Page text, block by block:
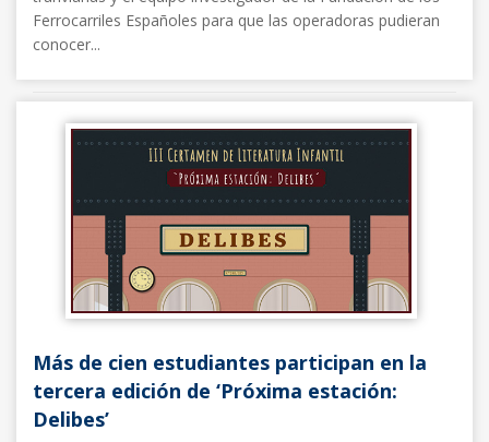
Ferrocarriles Españoles para que las operadoras pudieran
conocer...
Más de cien estudiantes participan en la
tercera edición de ‘Próxima estación:
Delibes’